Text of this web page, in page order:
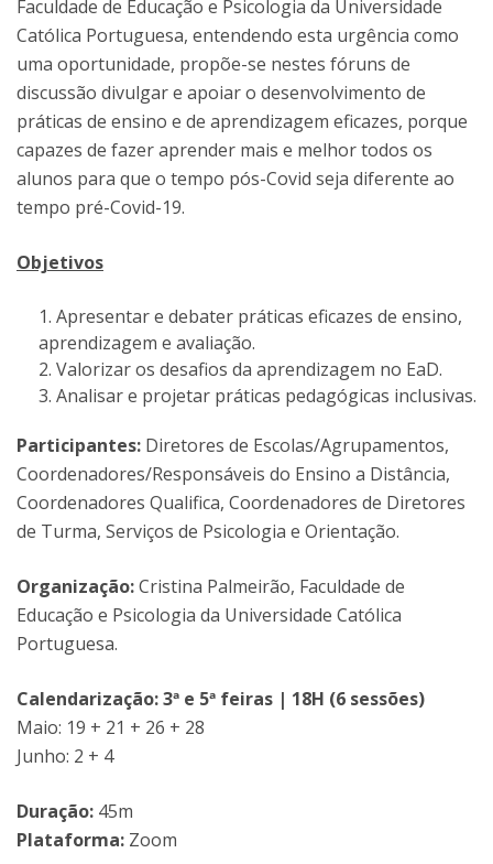
Faculdade de Educação e Psicologia da Universidade
Católica Portuguesa, entendendo esta urgência como
uma oportunidade, propõe-se nestes fóruns de
discussão divulgar e apoiar o desenvolvimento de
práticas de ensino e de aprendizagem eficazes, porque
capazes de fazer aprender mais e melhor todos os
alunos para que o tempo pós-Covid seja diferente ao
tempo pré-Covid-19.
Objetivos
Apresentar e debater práticas eficazes de ensino,
aprendizagem e avaliação.
Valorizar os desafios da aprendizagem no EaD.
Analisar e projetar práticas pedagógicas inclusivas.
Participantes: Diretores de Escolas/Agrupamentos,
Coordenadores/Responsáveis do Ensino a Distância,
Coordenadores Qualifica, Coordenadores de Diretores
de Turma, Serviços de Psicologia e Orientação.
Organização:Cristina Palmeirão, Faculdade de
Educação e Psicologia da Universidade Católica
Portuguesa.
Calendarização: 3ª e 5ª feiras | 18H (6 sessões)
Maio: 19 + 21 + 26 + 28
Junho: 2 + 4
Duração: 45m
Plataforma: Zoom